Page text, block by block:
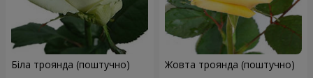
Біла троянда (поштучно) Жовта троянда (поштучно)